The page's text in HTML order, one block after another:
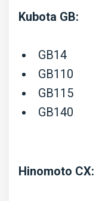
Kubota GB:
GB14
GB110
GB115
GB140
Hinomoto CX: